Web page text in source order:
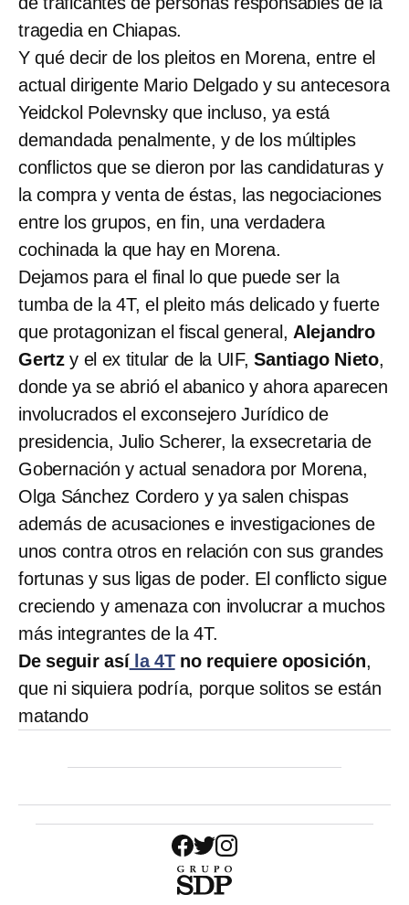
tragedia en Chiapas.
Y qué decir de los pleitos en Morena, entre el
actual dirigente Mario Delgado y su antecesora
Yeidckol Polevnsky que incluso, ya está
demandada penalmente, y de los múltiples
conflictos que se dieron por las candidaturas y
la compra y venta de éstas, las negociaciones
entre los grupos, en fin, una verdadera
cochinada la que hay en Morena.
Dejamos para el final lo que puede ser la
tumba de la 4T, el pleito más delicado y fuerte
que protagonizan el fiscal general, Alejandro
Gertz y el ex titular de la UIF,Santiago Nieto,
donde ya se abrió el abanico y ahora aparecen
involucrados el exconsejero Jurídico de
presidencia, Julio Scherer, la exsecretaria de
Gobernación y actual senadora por Morena,
Olga Sánchez Cordero y ya salen chispas
además de acusaciones e investigaciones de
unos contra otros en relación con sus grandes
fortunas y sus ligas de poder. El conflicto sigue
creciendo y amenaza con involucrar a muchos
más integrantes de la 4T.
De seguir asíla 4Tno requiere oposición,
que ni siquiera podría, porque solitos se están
matando